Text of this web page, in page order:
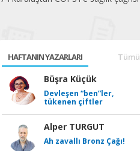
HAFTANIN YAZARLARI Tümü
Büşra Küçük
Devleşen “ben”ler,
tükenen çiftler
Alper TURGUT
Ah zavallı Bronz Çağı!